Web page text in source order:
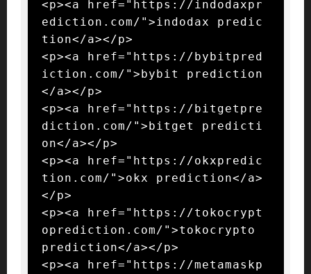
<p><a href="https://indodaxpr
ediction.com/">indodax predic
tion</a></p>
<p><a href="https://bybitpred
iction.com/">bybit prediction
</a></p>
<p><a href="https://bitgetpre
diction.com/">bitget predicti
on</a></p>
<p><a href="https://okxpredic
tion.com/">okx prediction</a>
</p>
<p><a href="https://tokocrypt
oprediction.com/">tokocrypto
prediction</a></p>
<p><a href="https://metamaskp